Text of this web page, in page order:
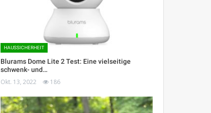
HAUSSICHERHEIT
Blurams Dome Lite 2 Test: Eine vielseitige
schwenk- und…
Okt. 13, 2022 186